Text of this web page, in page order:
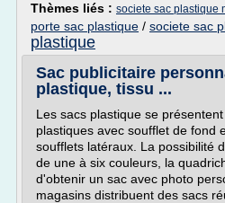
Thèmes liés : societe sac plastique
porte sac plastique / societe sac
plastique
Sac publicitaire
plastique, tissu ...
Les sacs plastique se
plastiques avec soufflet de fond
soufflets latéraux. La possibilité
de une à six couleurs, la
d'obtenir un sac avec photo
magasins distribuent des sacs